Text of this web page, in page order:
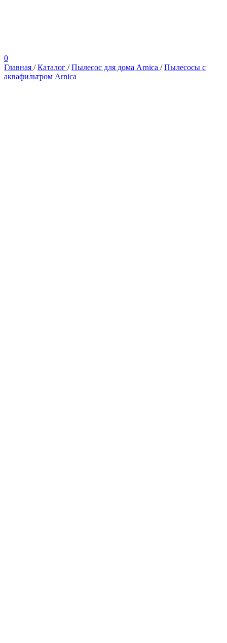
0
Главная / Каталог / Пылесос для дома Arnica / Пылесосы с
аквафильтром Arnica